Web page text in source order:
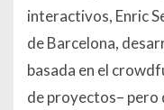
interactivos, Enric
de Barcelona,
basada en el
de proyectos– pero